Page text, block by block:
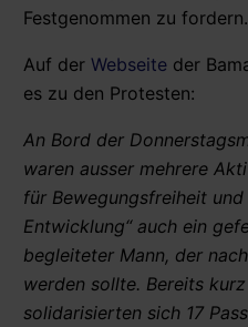
Festgenommen zu fordern.
Auf der Webseite der
es zu den Protesten:
An Bord der
waren ausser mehrere
für Bewegungsfreiheit
Entwicklung“ auch ein
begleiteter Mann, der
werden sollte. Bereits
solidarisierten sich 17